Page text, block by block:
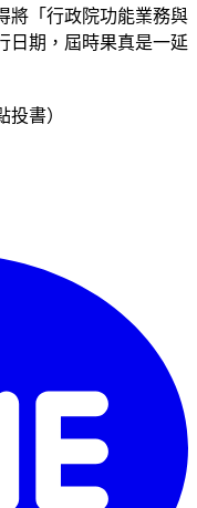
將「行政院功能業務與
日期，屆時果真是一延
投書）